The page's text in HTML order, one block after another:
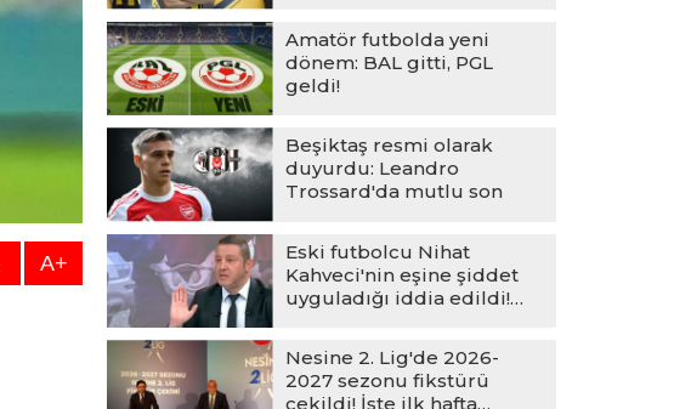
A+
Amatör futbolda yeni
dönem: BAL gitti, PGL
geldi!
Beşiktaş resmi olarak
duyurdu: Leandro
Trossard'da mutlu son
Eski futbolcu Nihat
Kahveci'nin eşine şiddet
uyguladığı iddia edildi!
Nesine 2. Lig'de 2026-
2027 sezonu fikstürü
çekildi! İşte ilk hafta